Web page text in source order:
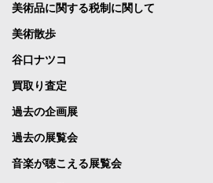
美術品に関する税制に関して
美術散歩
谷口ナツコ
買取り査定
過去の企画展
過去の展覧会
音楽が聴こえる展覧会